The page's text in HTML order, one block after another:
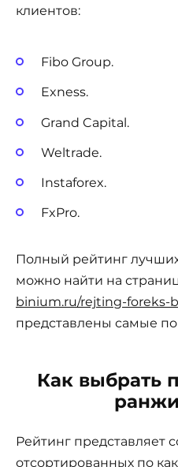
клиентов:
Fibo Group.
Exness.
Grand Capital.
Weltrade.
Instaforex.
FxPro.
Полный рейтинг
можно найти на
binium.ru/rejting-foreks-
представлены самые
Как выбрать
Рейтинг представляет
отсортированных по